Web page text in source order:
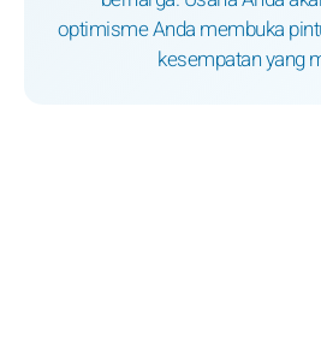
optimisme Anda membuka
kesempatan yang